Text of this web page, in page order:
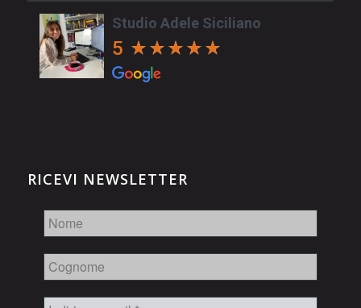
Studio Adele Siciliano
5
RICEVI NEWSLETTER
Nome
Cognome
Indirizzo